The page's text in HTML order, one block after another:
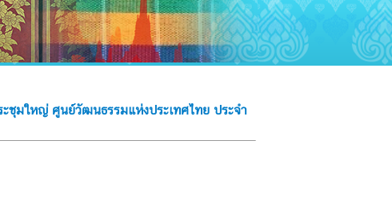
ะชุมใหญ่ ศูนย์วัฒนธรรมแห่งประเทศไทย ประจำ